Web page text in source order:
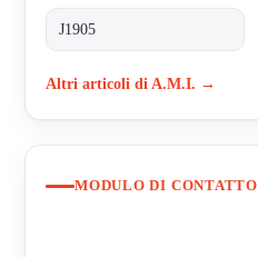
J1905
Altri articoli di A.M.I. →
MODULO DI CONTATTO